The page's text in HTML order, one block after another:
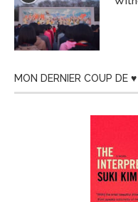
MON DERNIER COUP DE ♥